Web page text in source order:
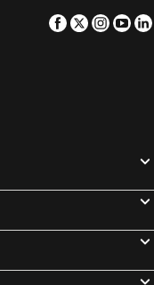
Consolação
de São Pedro do Sul
Facebook
Twitter